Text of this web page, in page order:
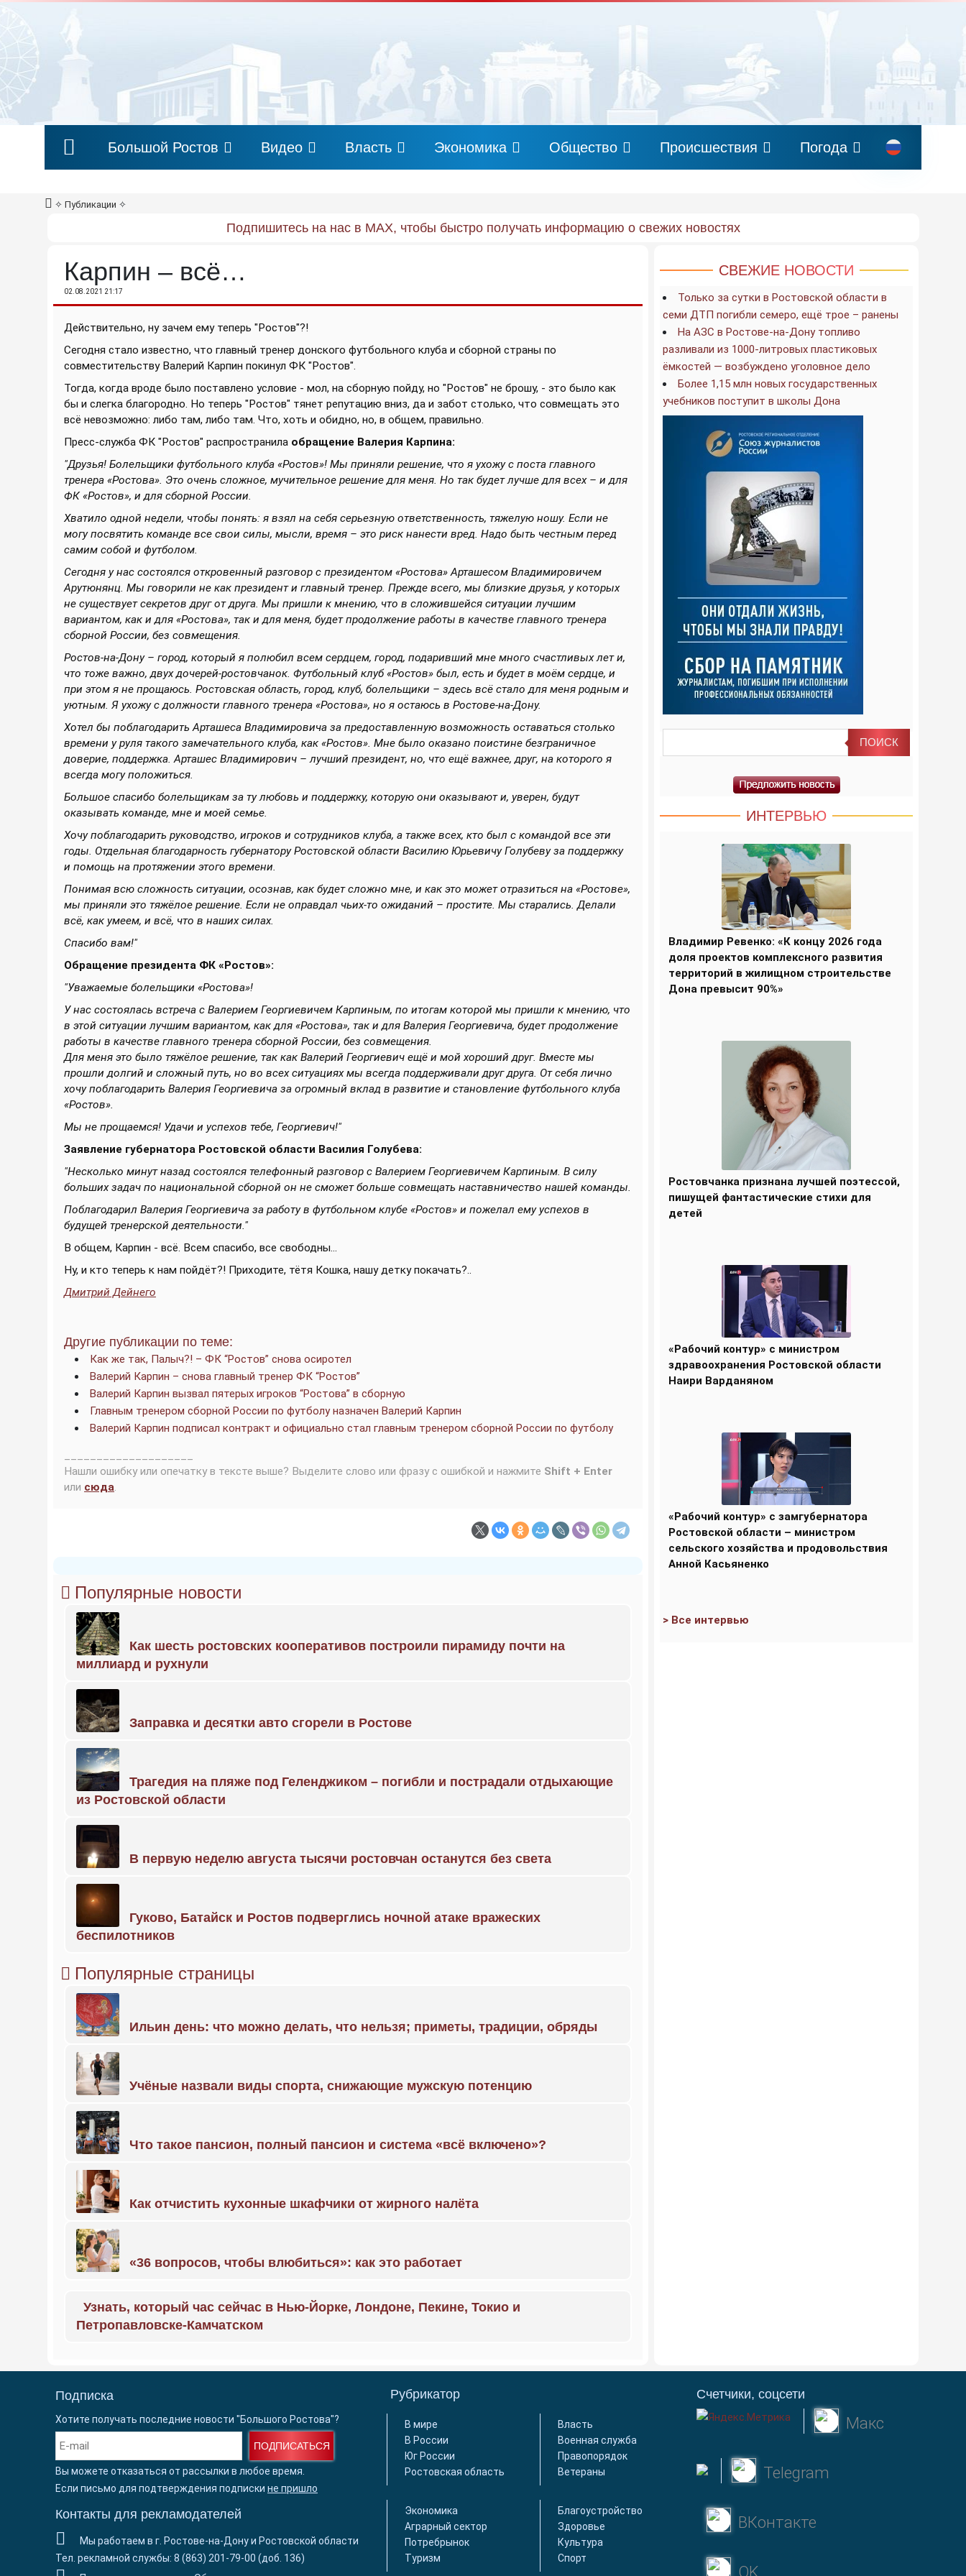
Большой Ростов Видео Власть Экономика Общество Происшествия Погода
✧ Публикации ✧
Подпишитесь на нас в MAX, чтобы быстро получать информацию о свежих новостях
Карпин – всё…
02.08.2021 21:17
Действительно, ну зачем ему теперь "Ростов"?!
Сегодня стало известно, что главный тренер донского футбольного клуба и сборной страны по
совместительству Валерий Карпин покинул ФК "Ростов".
Тогда, когда вроде было поставлено условие - мол, на сборную пойду, но "Ростов" не брошу, - это было как
бы и слегка благородно. Но теперь "Ростов" тянет репутацию вниз, да и забот столько, что совмещать это
всё невозможно: либо там, либо там. Что, хоть и обидно, но, в общем, правильно.
Пресс-служба ФК "Ростов" распространила обращение Валерия Карпина:
"Друзья! Болельщики футбольного клуба «Ростов»! Мы приняли решение, что я ухожу с поста главного
тренера «Ростова». Это очень сложное, мучительное решение для меня. Но так будет лучше для всех – и для
ФК «Ростов», и для сборной России.
Хватило одной недели, чтобы понять: я взял на себя серьезную ответственность, тяжелую ношу. Если не
могу посвятить команде все свои силы, мысли, время – это риск нанести вред. Надо быть честным перед
самим собой и футболом.
Сегодня у нас состоялся откровенный разговор с президентом «Ростова» Арташесом Владимировичем
Арутюнянц. Мы говорили не как президент и главный тренер. Прежде всего, мы близкие друзья, у которых
не существует секретов друг от друга. Мы пришли к мнению, что в сложившейся ситуации лучшим
вариантом, как и для «Ростова», так и для меня, будет продолжение работы в качестве главного тренера
сборной России, без совмещения.
Ростов-на-Дону – город, который я полюбил всем сердцем, город, подаривший мне много счастливых лет и,
что тоже важно, двух дочерей-ростовчанок. Футбольный клуб «Ростов» был, есть и будет в моём сердце, и
при этом я не прощаюсь. Ростовская область, город, клуб, болельщики – здесь всё стало для меня родным и
уютным. Я ухожу с должности главного тренера «Ростова», но я остаюсь в Ростове-на-Дону.
Хотел бы поблагодарить Арташеса Владимировича за предоставленную возможность оставаться столько
времени у руля такого замечательного клуба, как «Ростов». Мне было оказано поистине безграничное
доверие, поддержка. Арташес Владимирович – лучший президент, но, что ещё важнее, друг, на которого я
всегда могу положиться.
Большое спасибо болельщикам за ту любовь и поддержку, которую они оказывают и, уверен, будут
оказывать команде, мне и моей семье.
Хочу поблагодарить руководство, игроков и сотрудников клуба, а также всех, кто был с командой все эти
годы. Отдельная благодарность губернатору Ростовской области Василию Юрьевичу Голубеву за поддержку
и помощь на протяжении этого времени.
Понимая всю сложность ситуации, осознав, как будет сложно мне, и как это может отразиться на «Ростове»,
мы приняли это тяжёлое решение. Если не оправдал чьих-то ожиданий – простите. Мы старались. Делали
всё, как умеем, и всё, что в наших силах.
Спасибо вам!"
Обращение президента ФК «Ростов»:
"Уважаемые болельщики «Ростова»!
У нас состоялась встреча с Валерием Георгиевичем Карпиным, по итогам которой мы пришли к мнению, что
в этой ситуации лучшим вариантом, как для «Ростова», так и для Валерия Георгиевича, будет продолжение
работы в качестве главного тренера сборной России, без совмещения.
Для меня это было тяжёлое решение, так как Валерий Георгиевич ещё и мой хороший друг. Вместе мы
прошли долгий и сложный путь, но во всех ситуациях мы всегда поддерживали друг друга. От себя лично
хочу поблагодарить Валерия Георгиевича за огромный вклад в развитие и становление футбольного клуба
«Ростов».
Мы не прощаемся! Удачи и успехов тебе, Георгиевич!"
Заявление губернатора Ростовской области Василия Голубева:
"Несколько минут назад состоялся телефонный разговор с Валерием Георгиевичем Карпиным. В силу
больших задач по национальной сборной он не сможет больше совмещать наставничество нашей команды.
Поблагодарил Валерия Георгиевича за работу в футбольном клубе «Ростов» и пожелал ему успехов в
будущей тренерской деятельности."
В общем, Карпин - всё. Всем спасибо, все свободны...
Ну, и кто теперь к нам пойдёт?! Приходите, тётя Кошка, нашу детку покачать?..
Дмитрий Дейнего
Другие публикации по теме:
Как же так, Палыч?! – ФК “Ростов” снова осиротел
Валерий Карпин – снова главный тренер ФК “Ростов”
Валерий Карпин вызвал пятерых игроков “Ростова” в сборную
Главным тренером сборной России по футболу назначен Валерий Карпин
Валерий Карпин подписал контракт и официально стал главным тренером сборной России по футболу
Нашли ошибку или опечатку в тексте выше? Выделите слово или фразу с ошибкой и нажмите Shift + Enter
или сюда.
Популярные новости
Как шесть ростовских кооперативов построили пирамиду почти на
миллиард и рухнули
Заправка и десятки авто сгорели в Ростове
Трагедия на пляже под Геленджиком – погибли и пострадали отдыхающие
из Ростовской области
В первую неделю августа тысячи ростовчан останутся без света
Гуково, Батайск и Ростов подверглись ночной атаке вражеских
беспилотников
Популярные страницы
Ильин день: что можно делать, что нельзя; приметы, традиции, обряды
Учёные назвали виды спорта, снижающие мужскую потенцию
Что такое пансион, полный пансион и система «всё включено»?
Как отчистить кухонные шкафчики от жирного налёта
«36 вопросов, чтобы влюбиться»: как это работает
Узнать, который час сейчас в Нью-Йорке, Лондоне, Пекине, Токио и
Петропавловске-Камчатском
СВЕЖИЕ НОВОСТИ
Только за сутки в Ростовской области в
семи ДТП погибли семеро, ещё трое – ранены
На АЗС в Ростове-на-Дону топливо
разливали из 1000-литровых пластиковых
ёмкостей — возбуждено уголовное дело
Более 1,15 млн новых государственных
учебников поступит в школы Дона
ИНТЕРВЬЮ
Владимир Ревенко: «К концу 2026 года
доля проектов комплексного развития
территорий в жилищном строительстве
Дона превысит 90%»
Ростовчанка признана лучшей поэтессой,
пишущей фантастические стихи для
детей
«Рабочий контур» с министром
здравоохранения Ростовской области
Наири Варданяном
«Рабочий контур» с замгубернатора
Ростовской области – министром
сельского хозяйства и продовольствия
Анной Касьяненко
> Все интервью
Подписка
Хотите получать последние новости "Большого Ростова"?
ПОДПИСАТЬСЯ
Вы можете отказаться от рассылки в любое время.
Если письмо для подтверждения подписки не пришло
Контакты для рекламодателей
Мы работаем в г. Ростове-на-Дону и Ростовской области
Тел. рекламной службы: 8 (863) 201-79-00 (доб. 136)
Рубрикатор
В мире
В России
Юг России
Ростовская область
Власть
Военная служба
Правопорядок
Ветераны
Экономика
Аграрный сектор
Потребрынок
Туризм
Благоустройство
Здоровье
Культура
Спорт
Счетчики, соцсети
Макс
Telegram
ВКонтакте
OK